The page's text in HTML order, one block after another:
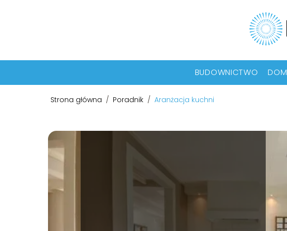
BUDOWNICTWO DOM
Strona główna / Poradnik / Aranżacja kuchni